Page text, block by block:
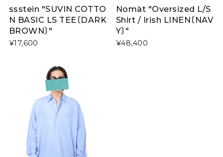
ssstein "SUVIN COTTO
N BASIC LS TEE〔DARK
BROWN〕"
¥17,600
Nomàt "Oversized L/S
Shirt / Irish LINEN〔NAV
Y〕"
¥48,400